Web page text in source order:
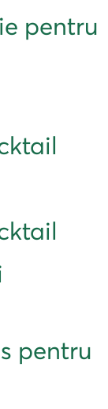
pentru
pentru